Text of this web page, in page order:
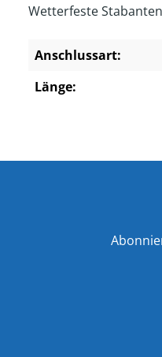
Wetterfeste
Anschlussart:
Länge: